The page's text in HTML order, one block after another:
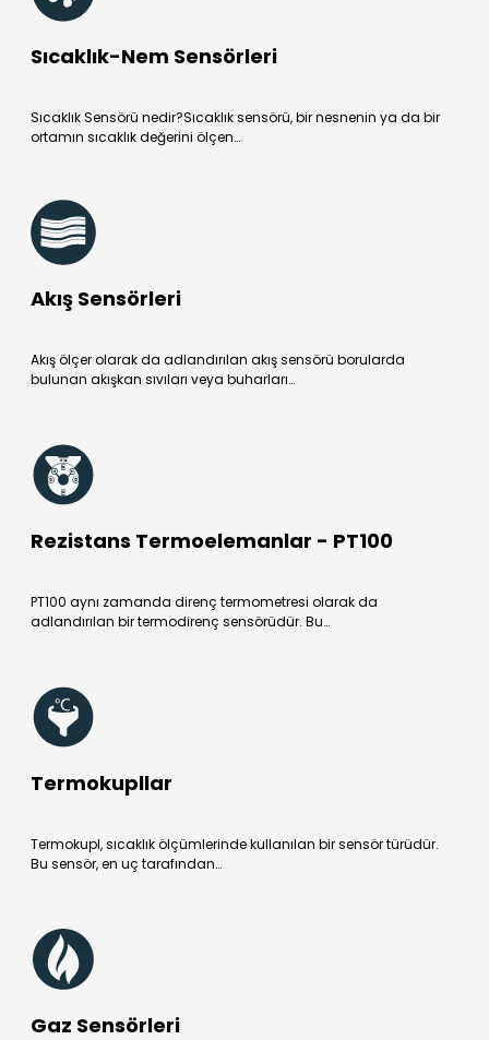
Sıcaklık-Nem Sensörleri
Sıcaklık Sensörü nedir?Sıcaklık sensörü, bir nesnenin ya da bir
ortamın sıcaklık değerini ölçen…
Akış Sensörleri
Akış ölçer olarak da adlandırılan akış sensörü borularda
bulunan akışkan sıvıları veya buharları…
Rezistans Termoelemanlar - PT100
PT100 aynı zamanda direnç termometresi olarak da
adlandırılan bir termodirenç sensörüdür. Bu…
Termokupllar
Termokupl, sıcaklık ölçümlerinde kullanılan bir sensör türüdür.
Bu sensör, en uç tarafından…
Gaz Sensörleri